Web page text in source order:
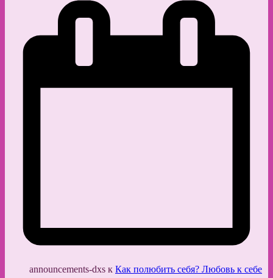
announcements-dxs к Как полюбить себя? Любовь к себе